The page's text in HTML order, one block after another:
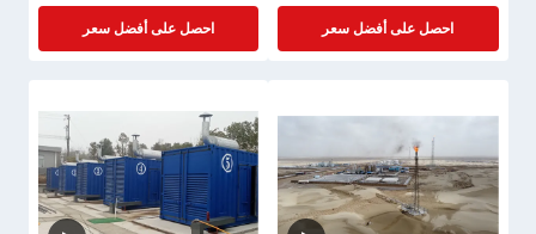
احصل على أفضل سعر
العالية
احصل على أفضل سعر